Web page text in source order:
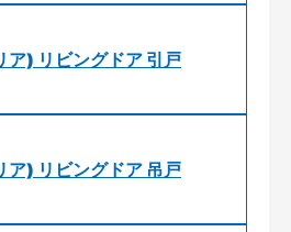
) リビングドア 引戸
) リビングドア 吊戸